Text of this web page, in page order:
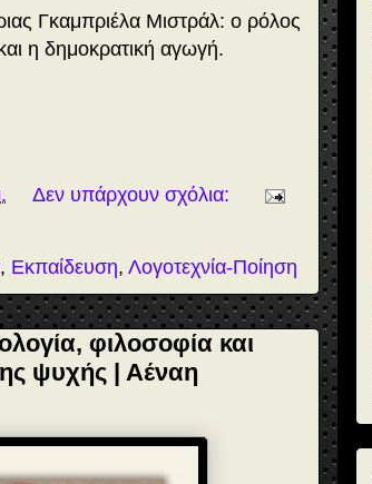
Γκαμπριέλα Μιστράλ: ο ρόλος
η δημοκρατική αγωγή.
Δεν υπάρχουν σχόλια:
, Εκπαίδευση, Λογοτεχνία-Ποίηση
φιλοσοφία και
ψυχής | Αέναη